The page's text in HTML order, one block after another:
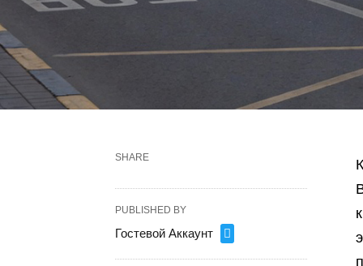
SHARE
PUBLISHED BY
Гостевой Аккаунт